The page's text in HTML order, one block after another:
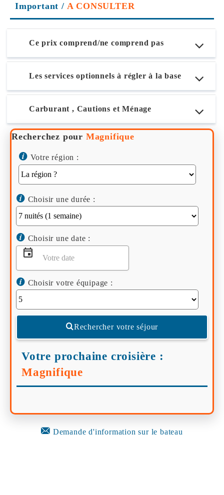
Important / A CONSULTER
Ce prix comprend/ne comprend pas
Les services optionnels à régler à la base
Carburant , Cautions et Ménage
Recherchez pour Magnifique
Votre région :
Choisir une durée :
Choisir une date :
Choisir votre équipage :
Rechercher votre séjour
Votre prochaine croisière :
Magnifique
Demande d'information sur le bateau